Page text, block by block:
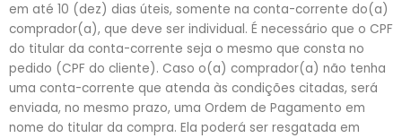
em até 10 (dez) dias úteis, somente na conta-corrente do(a)
comprador(a), que deve ser individual. É necessário que o CPF
do titular da conta-corrente seja o mesmo que consta no
pedido (CPF do cliente). Caso o(a) comprador(a) não tenha
uma conta-corrente que atenda às condições citadas, será
enviada, no mesmo prazo, uma Ordem de Pagamento em
nome do titular da compra. Ela poderá ser resgatada em